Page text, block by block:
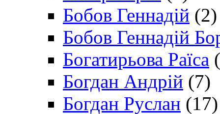
Бобов Геннадій (2)
Бобов Геннадій
Богатирьова Раїса
Богдан Андрій (7)
Богдан Руслан (17)